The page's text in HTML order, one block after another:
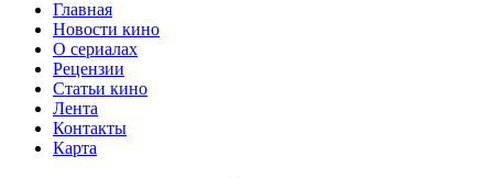
Главная
Новости кино
О сериалах
Рецензии
Статьи кино
Лента
Контакты
Карта